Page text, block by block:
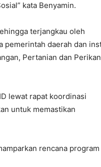
kata Benyamin.
terjangkau oleh
pemerintah daerah dan
Pertanian dan
lewat rapat koordinasi
untuk memastikan
rencana program